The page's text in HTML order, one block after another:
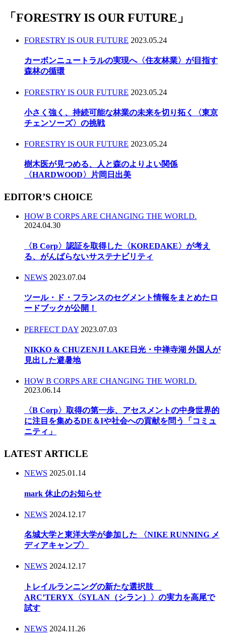
「 FORESTRY IS OUR FUTURE 」
FORESTRY IS OUR FUTURE 2023.05.24
カーボンニュートラルの実現へ〈住友林業〉が目指す
森林の循環
FORESTRY IS OUR FUTURE 2023.05.24
小さく強く、持続可能な林業の未来を切り拓く〈東京
チェンソーズ〉の挑戦
FORESTRY IS OUR FUTURE 2023.05.24
樹木医が見つめる、人と森のよりよい関係
〈HARDWOOD〉片岡日出美
EDITOR’S CHOICE
HOW B CORPS ARE CHANGING THE WORLD.
2024.04.30
〈B Corp〉認証を取得した〈KOREDAKE〉が考え
る、がんばらないサステナビリティ
NEWS 2023.07.04
ツール・ド・フランスのセグメント情報をまとめたロ
ードブックが公開！
PERFECT DAY 2023.07.03
NIKKO & CHUZENJI LAKE日光・中禅寺湖 外国人が
見出した避暑地
HOW B CORPS ARE CHANGING THE WORLD.
2023.06.14
〈B Corp〉取得の第一歩、アセスメントの中身世界的
に注目を集めるDE＆Iや社会への貢献を問う「コミュ
ニティ」
LATEST ARTICLE
NEWS 2025.01.14
mark 休止のお知らせ
NEWS 2024.12.17
名城大学と東洋大学が参加した 〈NIKE RUNNING メ
ディアキャンプ〉
NEWS 2024.12.17
トレイルランニングの新たな選択肢
ARC’TERYX〈SYLAN（シラン）〉の実力を高尾で
試す
NEWS 2024.11.26